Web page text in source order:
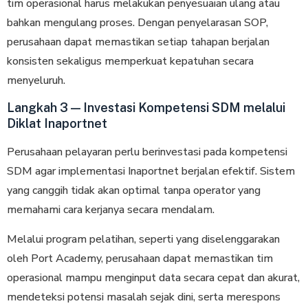
tim operasional harus melakukan penyesuaian ulang atau
bahkan mengulang proses. Dengan penyelarasan SOP,
perusahaan dapat memastikan setiap tahapan berjalan
konsisten sekaligus memperkuat kepatuhan secara
menyeluruh.
Langkah 3 — Investasi Kompetensi SDM melalui
Diklat Inaportnet
Perusahaan pelayaran perlu berinvestasi pada kompetensi
SDM agar implementasi Inaportnet berjalan efektif. Sistem
yang canggih tidak akan optimal tanpa operator yang
memahami cara kerjanya secara mendalam.
Melalui program pelatihan, seperti yang diselenggarakan
oleh Port Academy, perusahaan dapat memastikan tim
operasional mampu menginput data secara cepat dan akurat,
mendeteksi potensi masalah sejak dini, serta merespons